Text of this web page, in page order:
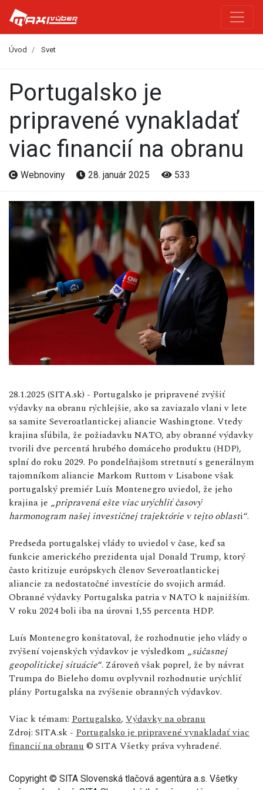
Úvod Svet
Portugalsko je
pripravené vynakladať
viac financií na obranu
Webnoviny 28. január 2025 533
28.1.2025 (SITA.sk) - Portugalsko je pripravené zvýšiť
výdavky na obranu rýchlejšie, ako sa zaviazalo vlani v lete
sa samite Severoatlantickej aliancie Washingtone. Vtedy
krajina sľúbila, že požiadavku NATO, aby obranné výdavky
tvorili dve percentá hrubého domáceho produktu (HDP),
splní do roku 2029. Po pondelňajšom stretnutí s generálnym
tajomníkom aliancie Markom Ruttom v Lisabone však
portugalský premiér Luís Montenegro uviedol, že jeho
krajina je „pripravená ešte viac urýchliť časový
harmonogram našej investičnej trajektórie v tejto oblasti“.
Predseda portugalskej vlády to uviedol v čase, keď sa
funkcie amerického prezidenta ujal Donald Trump, ktorý
často kritizuje európskych členov Severoatlantickej
aliancie za nedostatočné investície do svojich armád.
Obranné výdavky Portugalska patria v NATO k najnižším.
V roku 2024 boli iba na úrovni 1,55 percenta HDP.
Luís Montenegro konštatoval, že rozhodnutie jeho vlády o
zvýšení vojenských výdavkov je výsledkom „súčasnej
geopolitickej situácie“. Zároveň však poprel, že by návrat
Trumpa do Bieleho domu ovplyvnil rozhodnutie urýchliť
plány Portugalska na zvýšenie obranných výdavkov.
Viac k témam: Portugalsko, Výdavky na obranu
Zdroj: SITA.sk - Portugalsko je pripravené vynakladať viac
financií na obranu © SITA Všetky práva vyhradené.
Copyright © SITA Slovenská tlačová agentúra a.s. Všetky